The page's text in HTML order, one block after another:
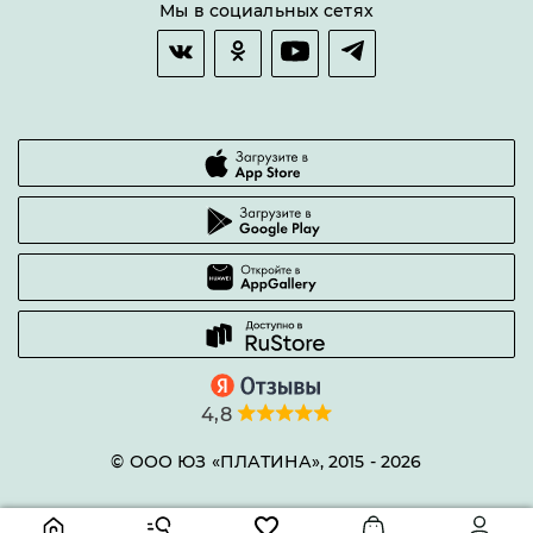
Гарантии качества
Часто задаваемые вопросы
Мы в социальных сетях
4,8
© ООО ЮЗ «ПЛАТИНА», 2015 - 2026